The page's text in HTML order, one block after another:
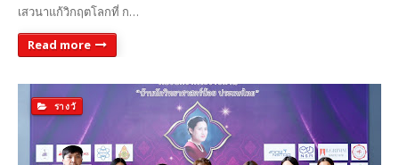
เสวนาแก้วิกฤตโลกที่ ก…
Read more
รางวั